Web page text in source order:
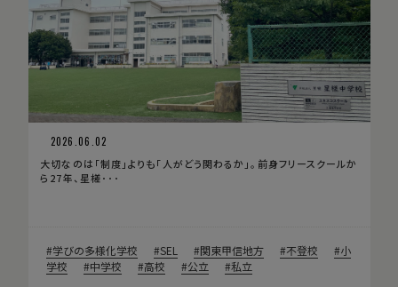
2026.06.02
大切なのは「制度」よりも「人がどう関わるか」。前身フリースクールか
ら27年、星槎･･･
学びの多様化学校 SEL 関東甲信地方 不登校
小
学校
中学校 高校 公立 私立